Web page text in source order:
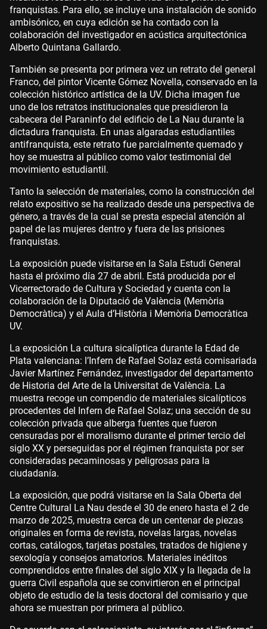
franquistas. Para ello, se incluye una instalación de sonido
ambisónico, en cuya edición se ha contado con la
colaboración del investigador en acústica arquitectónica
Alberto Quintana Gallardo.
También se presenta por primera vez un retrato del general
Franco, del pintor Vicente Gómez Novella, conservado en la
colección histórico artística de la UV. Dicha imagen fue
uno de los retratos institucionales que presidieron la
cabecera del Paraninfo del edificio de La Nau durante la
dictadura franquista. En unas algaradas estudiantiles
antifranquista, este retrato fue parcialmente quemado y
hoy se muestra al público como valor testimonial del
movimiento estudiantil.
Tanto la selección de materiales, como la construcción del
relato expositivo se ha realizado desde una perspectiva de
género, a través de la cual se presta especial atención al
papel de las mujeres dentro y fuera de las prisiones
franquistas.
La exposición puede visitarse en la Sala Estudi General
hasta el próximo día 27 de abril. Está producida por el
Vicerrectorado de Cultura y Sociedad y cuenta con la
colaboración de la Diputació de València (Memòria
Democràtica) y el Aula d’Història i Memòria Democràtica
UV.
La exposición La cultura sicalíptica durante la Edad de
Plata valenciana: l’Infern de Rafael Solaz está comisariada
Javier Martínez Fernández, investigador del departamento
de Historia del Arte de la Universitat de València. La
muestra recoge un compendio de materiales sicalípticos
procedentes del Infern de Rafael Solaz; una sección de su
colección privada que alberga fuentes que fueron
censuradas por el moralismo durante el primer tercio del
siglo XX y perseguidas por el régimen franquista por ser
consideradas pecaminosas y peligrosas para la
ciudadanía.
La exposición, que podrá visitarse en la Sala Oberta del
Centre Cultural La Nau desde el 30 de enero hasta el 2 de
marzo de 2025, muestra cerca de un centenar de piezas
originales en forma de revista, novelas largas, novelas
cortas, catálogos, tarjetas postales, tratados de higiene y
sexología y consejos amatorios. Materiales inéditos
comprendidos entre finales del siglo XIX y la llegada de la
guerra Civil española que se convirtieron en el principal
objeto de estudio de la tesis doctoral del comisario y que
ahora se muestran por primera al público.